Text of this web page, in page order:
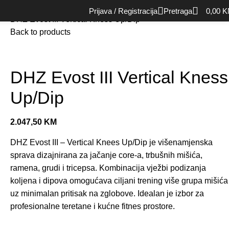
Prijava / Registracija Pretraga 0,00
Oprema za snagu (Strength)
Single mašine
Back to products
DHZ Evost III Vertical Kness
Up/Dip
2.047,50 KM
DHZ Evost III – Vertical Knees Up/Dip je višenamjenska
sprava dizajnirana za jačanje core-a, trbušnih mišića,
ramena, grudi i tricepsa. Kombinacija vježbi podizanja
koljena i dipova omogućava ciljani trening više grupa mišića
uz minimalan pritisak na zglobove. Idealan je izbor za
profesionalne teretane i kućne fitnes prostore.